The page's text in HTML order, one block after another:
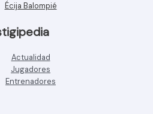
Écija Balompié
Actualidad
Jugadores
Entrenadores